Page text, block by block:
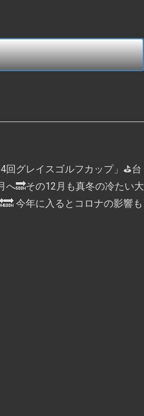
回グレイスゴルフカップ」⛳️台
へ🔜その12月も真冬の冷たい大
今年に入るとコロナの影響も